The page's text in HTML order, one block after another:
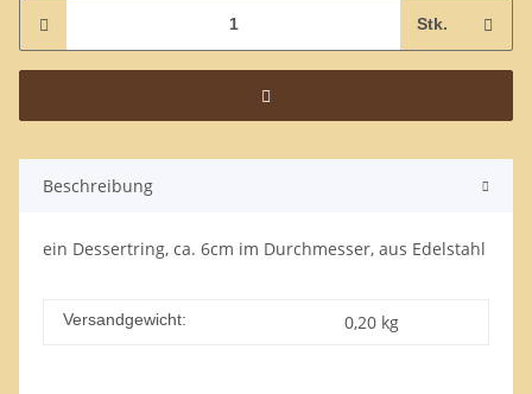
Stk.
Beschreibung
ein Dessertring, ca. 6cm im Durchmesser, aus Edelstahl
Versandgewicht: 0,20 kg